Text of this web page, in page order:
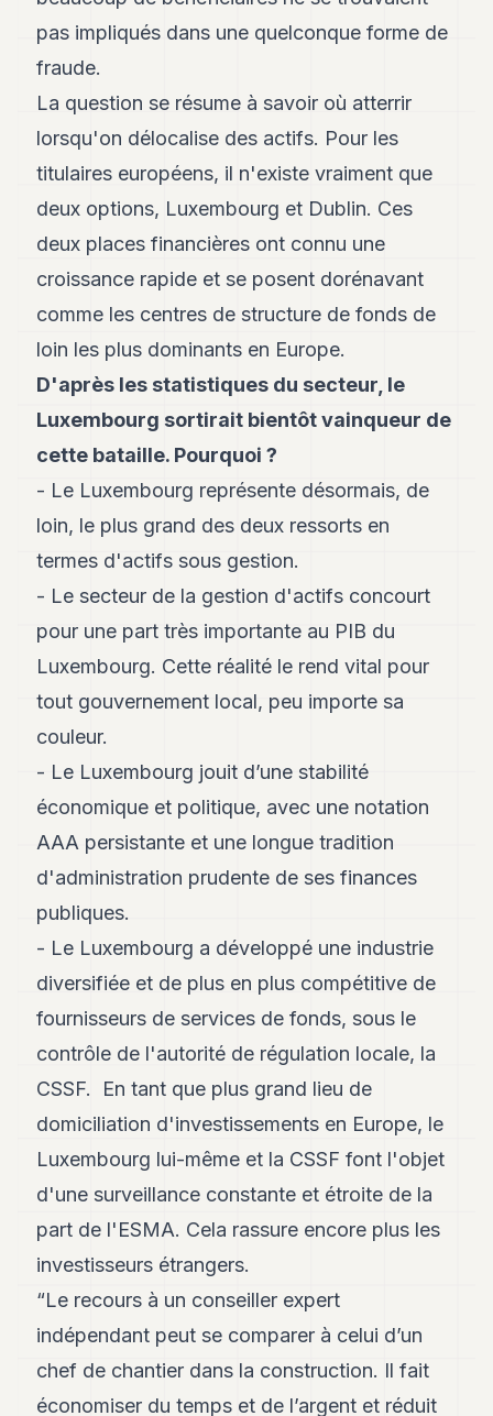
pas impliqués dans une quelconque forme de
fraude.
La question se résume à savoir où atterrir
lorsqu'on délocalise des actifs. Pour les
titulaires européens, il n'existe vraiment que
deux options, Luxembourg et Dublin. Ces
deux places financières ont connu une
croissance rapide et se posent dorénavant
comme les centres de structure de fonds de
loin les plus dominants en Europe.
D'après les statistiques du secteur, le
Luxembourg sortirait bientôt vainqueur de
cette bataille. Pourquoi ?
- Le Luxembourg représente désormais, de
loin, le plus grand des deux ressorts en
termes d'actifs sous gestion.
- Le secteur de la gestion d'actifs concourt
pour une part très importante au PIB du
Luxembourg. Cette réalité le rend vital pour
tout gouvernement local, peu importe sa
couleur.
- Le Luxembourg jouit d’une stabilité
économique et politique, avec une notation
AAA persistante et une longue tradition
d'administration prudente de ses finances
publiques.
- Le Luxembourg a développé une industrie
diversifiée et de plus en plus compétitive de
fournisseurs de services de fonds, sous le
contrôle de l'autorité de régulation locale, la
CSSF. En tant que plus grand lieu de
domiciliation d'investissements en Europe, le
Luxembourg lui-même et la CSSF font l'objet
d'une surveillance constante et étroite de la
part de l'ESMA. Cela rassure encore plus les
investisseurs étrangers.
“Le recours à un conseiller expert
indépendant peut se comparer à celui d’un
chef de chantier dans la construction. Il fait
économiser du temps et de l’argent et réduit